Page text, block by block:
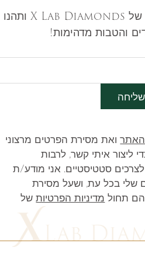
הצטרפו למועדון הלקוחות של X Lab Diamonds ותהנו
והטבות מדהימות!
שליחה
האתרואת מסירת הפרטים מרצוני
ליצור איתי קשר, לרבות
לצרכים סטטיסטיים. אני מודע/ת
שלי בכל עת, ושעל מסירת
תחול מדיניות הפרטיותשל